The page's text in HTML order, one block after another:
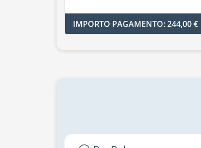
IMPORTO PAGAMENTO: 244,00 €